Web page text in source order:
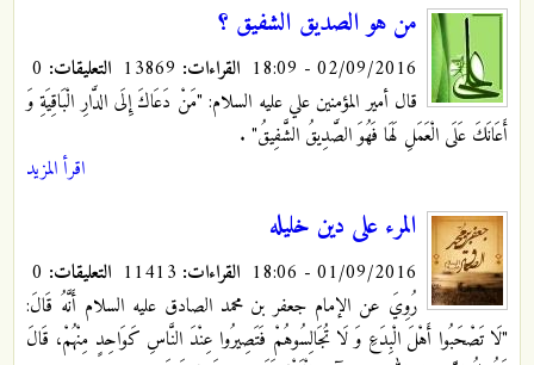
من هو الصديق الشفيق ؟
02/09/2016 - 18:09 القراءات: التعليقات:
قال أمير المؤمنين علي عليه السلام: "مَنْ دَعَاكَ إِلَى الدَّارِ الْبَاقِيَةِ وَ
أَعَانَكَ عَلَى الْعَمَلِ لَهَا فَهُوَ الصَّدِيقُ‏ الشَّفِيقُ"‏ .
اقرأ المزيد
المرء على دين خليله
01/09/2016 - 18:06 القراءات: التعليقات:
رُوِيَ عن الإمام جعفر بن محمد الصادق عليه السلام أَنَّهُ قَالَ:
"لَا تَصْحَبُوا أَهْلَ الْبِدَعِ وَ لَا تُجَالِسُوهُمْ فَتَصِيرُوا عِنْدَ النَّاسِ كَوَاحِدٍ مِنْهُمْ، قَالَ